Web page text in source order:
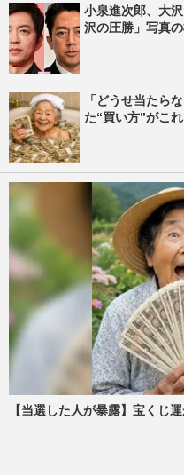
小泉進次郎、大
沢の圧勝」写真
「どうせ当たら
た“買い方”がこれ
【当選した人が暴露】宝くじ